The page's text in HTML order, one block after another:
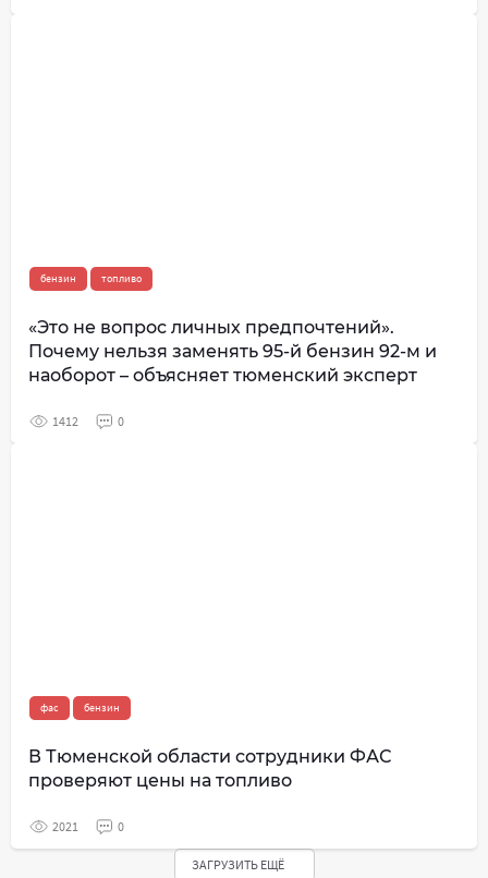
бензин топливо
«Это не вопрос личных предпочтений».
Почему нельзя заменять 95-й бензин 92-м и
наоборот – объясняет тюменский эксперт
1412 0
фас бензин
В Тюменской области сотрудники ФАС
проверяют цены на топливо
2021 0
ЗАГРУЗИТЬ ЕЩЁ